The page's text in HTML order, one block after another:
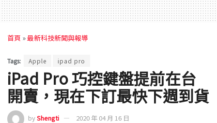
首頁 »最新科技新聞與報導
Tags: Apple ipad pro
iPad Pro 巧控鍵盤提前在台
開賣，現在下訂最快下週到貨
byShengti 2020 年 04 月 16 日